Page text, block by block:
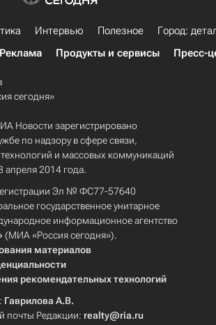
Интервью Полезное
Город:
Реклама Продукты и сервисы Пресс-
сегодня»
Новости зарегистрировано
по надзору в сфере связи,
и массовых коммуникаций
2014 года.
Эл № ФС77-57640
государственное унитарное
информационное агентство
(МИА «Россия сегодня»).
материалов
рекомендательных технологий
Гаврилова А.В.
почты Редакции: realty@ria.ru